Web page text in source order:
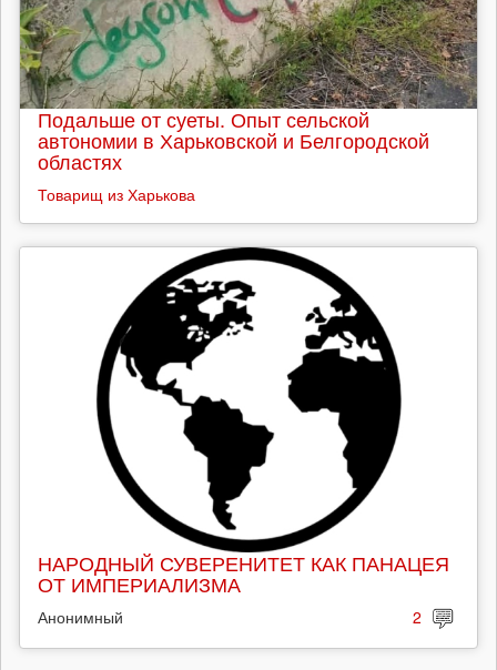
Подальше от суеты. Опыт сельской
автономии в Харьковской и Белгородской
областях
Товарищ из Харькова
НАРОДНЫЙ СУВЕРЕНИТЕТ КАК ПАНАЦЕЯ
ОТ ИМПЕРИАЛИЗМА
Анонимный 2